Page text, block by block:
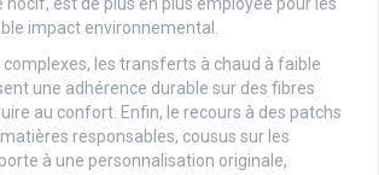
nocif, est de plus en plus employée pour les
impact environnemental.
complexes, les transferts à chaud à faible
une adhérence durable sur des fibres
au confort. Enfin, le recours à des patchs
responsables, cousus sur les
à une personnalisation originale,